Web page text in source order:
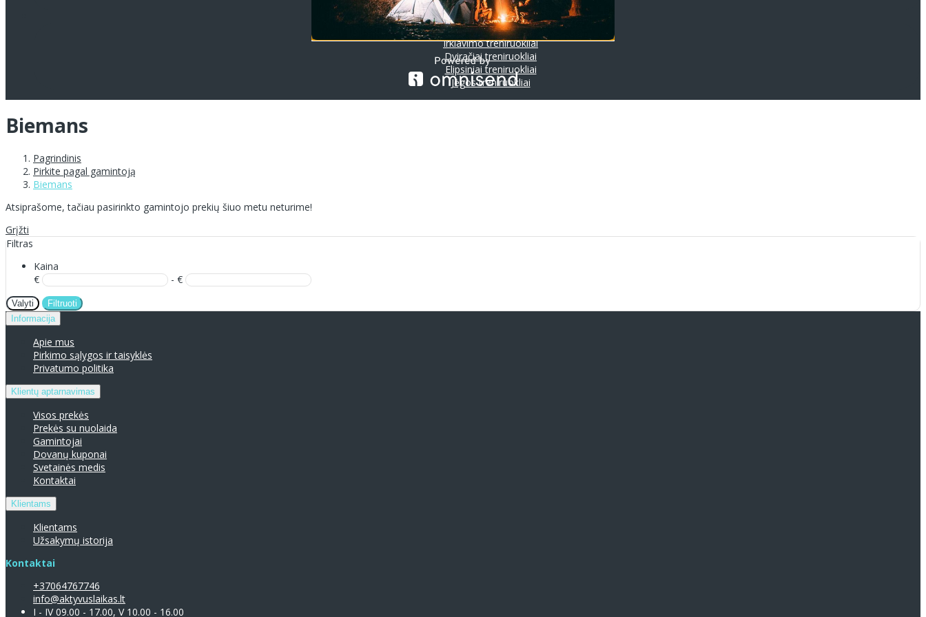
Treniruokliai
Bėgimo takeliai
Irklavimo treniruokliai
Dviračiai treniruokliai
Elipsiniai treniruokliai
Jėgos treniruokliai
Biemans
Pagrindinis
Pirkite pagal gamintoją
Biemans
Atsiprašome, tačiau pasirinkto gamintojo prekių šiuo metu neturime!
Grįžti
Filtras
Kaina
€
- €
Valyti
Filtruoti
Informacija
Apie mus
Pirkimo sąlygos ir taisyklės
Privatumo politika
Klientų aptarnavimas
Visos prekės
Prekės su nuolaida
Gamintojai
Dovanų kuponai
Svetainės medis
Kontaktai
Klientams
Klientams
Užsakymų istorija
Kontaktai
+37064767746
info@aktyvuslaikas.lt
I - IV 09.00 - 17.00, V 10.00 - 16.00